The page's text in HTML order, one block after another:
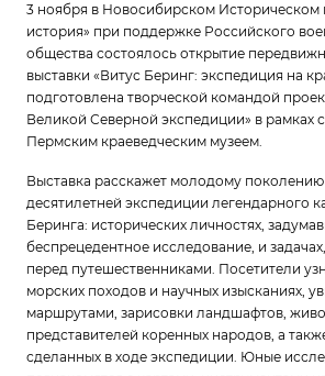
3 ноября в Новосибирском Историческом
история» при поддержке Российского
общества состоялось открытие
выставки «Витус Беринг: экспедиция на
подготовлена творческой командой
Великой Северной экспедиции» в рамках
Пермским краеведческим музеем.
Выставка расскажет молодому
десятилетней экспедиции легендарного
Беринга: исторических личностях,
беспрецедентное исследование, и
перед путешественниками. Посетители
морских походов и научных изысканиях,
маршрутами, зарисовки ландшафтов,
представителей коренных народов, а
сделанных в ходе экспедиции. Юные